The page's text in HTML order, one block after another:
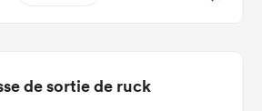
Tackles Made
de sortie de ruck